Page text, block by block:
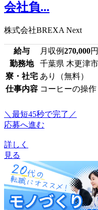
会社負...
株式会社BREXA Next
給与 月収例270,000円
勤務地
千葉県 木更津市
寮・社宅 あり（無料）
仕事内容 コーヒーの操
＼最短45秒で完了／
応募へ進む
詳しく
見る